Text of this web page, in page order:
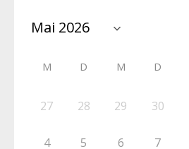
M D M D
27 28 29 30
4 5 6 7